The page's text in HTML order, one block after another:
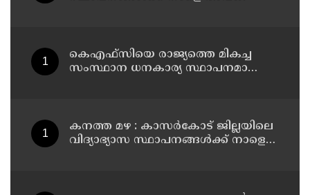
കെഎഫ്‌സിയെ രാജ്യത്തെ മികച്ച
സംസ്ഥാന ധനകാര്യ സ്ഥാപനമാക്കും:
കനത്ത മഴ : കാസർകോട് ജില്ലയിലെ
വിദ്യാഭ്യാസ സ്ഥാപനങ്ങൾക്ക് നാളെ